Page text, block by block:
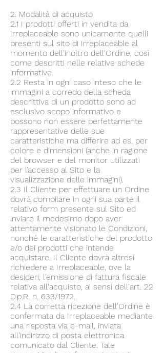
2. Modalità di acquisto
2.1 I prodotti offerti in vendita da
Irreplaceable sono unicamente quelli
presenti sul sito di Irreplaceable al
momento dell'inoltro dell'Ordine, così
come descritti nelle relative schede
informative.
2.2 Resta in ogni caso inteso che le
immagini a corredo della scheda
descrittiva di un prodotto sono ad
esclusivo scopo informativo e
possono non essere perfettamente
rappresentative delle sue
caratteristiche ma differire ad es. per
colore e dimensioni (anche in ragione
del browser e del monitor utilizzati
per l’accesso al Sito e la
visualizzazione delle immagini).
2.3 Il Cliente per effettuare un Ordine
dovrà compilare in ogni sua parte il
relativo form presente sul Sito ed
inviare il medesimo dopo aver
attentamente visionato le Condizioni,
nonché le caratteristiche del prodotto
e/o dei prodotti che intende
acquistare. Il Cliente dovrà altresì
richiedere a Irreplaceable, ove la
desideri, l'emissione di fattura fiscale
relativa all'acquisto, ai sensi dell'art. 22
D.p.R. n. 633/1972.
2.4 La corretta ricezione dell'Ordine è
confermata da Irreplaceable mediante
una risposta via e-mail, inviata
all'indirizzo di posta elettronica
comunicato dal Cliente. Tale